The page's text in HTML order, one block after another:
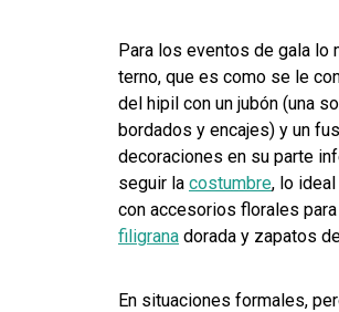
Para los eventos de gala lo
terno, que es como se le
del hipil con un jubón (una
bordados y encajes) y un
decoraciones en su parte
seguir la costumbre, lo
con accesorios florales
filigrana dorada y zapatos
En situaciones formales,